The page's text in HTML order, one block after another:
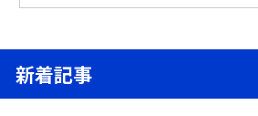
新着記事